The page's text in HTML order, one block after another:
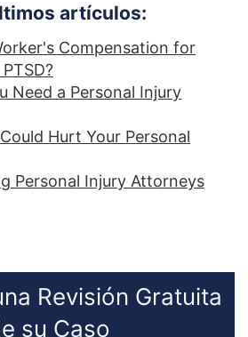
artículos:
Compensation for
Need a Personal Injury
Hurt Your Personal
Personal Injury Attorneys
Revisión Gratuita
su Caso